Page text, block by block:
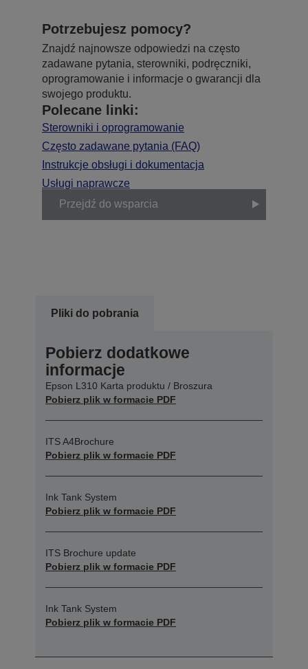
Potrzebujesz pomocy?
Znajdź najnowsze odpowiedzi na często
zadawane pytania, sterowniki, podręczniki,
oprogramowanie i informacje o gwarancji dla
swojego produktu.
Polecane linki:
Sterowniki i oprogramowanie
Często zadawane pytania (FAQ)
Instrukcje obsługi i dokumentacja
Usługi naprawcze
Przejdź do wsparcia
Pliki do pobrania
Pobierz dodatkowe
informacje
Epson L310 Karta produktu / Broszura
Pobierz plik w formacie PDF
ITS A4Brochure
Pobierz plik w formacie PDF
Ink Tank System
Pobierz plik w formacie PDF
ITS Brochure update
Pobierz plik w formacie PDF
Ink Tank System
Pobierz plik w formacie PDF